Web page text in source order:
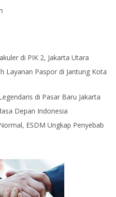
di PIK 2, Jakarta Utara
Layanan Paspor di Jantung Kota
di Pasar Baru Jakarta
Depan Indonesia
ESDM Ungkap Penyebab